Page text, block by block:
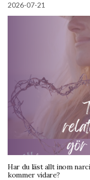
2026-07-21
Har du läst allt inom
kommer vidare?